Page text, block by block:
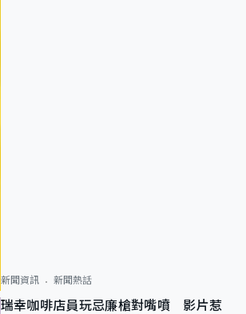
新聞資訊 新聞熱話
瑞幸咖啡店員玩忌廉槍對嘴噴 影片惹